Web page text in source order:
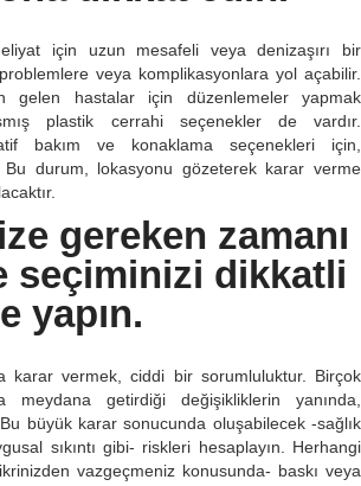
için uzun mesafeli veya denizaşırı bir
veya komplikasyonlara yol açabilir.
gelen hastalar için düzenlemeler yapmak
plastik cerrahi seçenekler de vardır.
bakım ve konaklama seçenekleri için,
Bu durum, lokasyonu gözeterek karar verme
gereken zamanı
seçiminizi dikkatli
yapın.
karar vermek, ciddi bir sorumluluktur. Birçok
meydana getirdiği değişikliklerin yanında,
Bu büyük karar sonucunda oluşabilecek -sağlık
sıkıntı gibi- riskleri hesaplayın. Herhangi
vazgeçmeniz konusunda- baskı veya